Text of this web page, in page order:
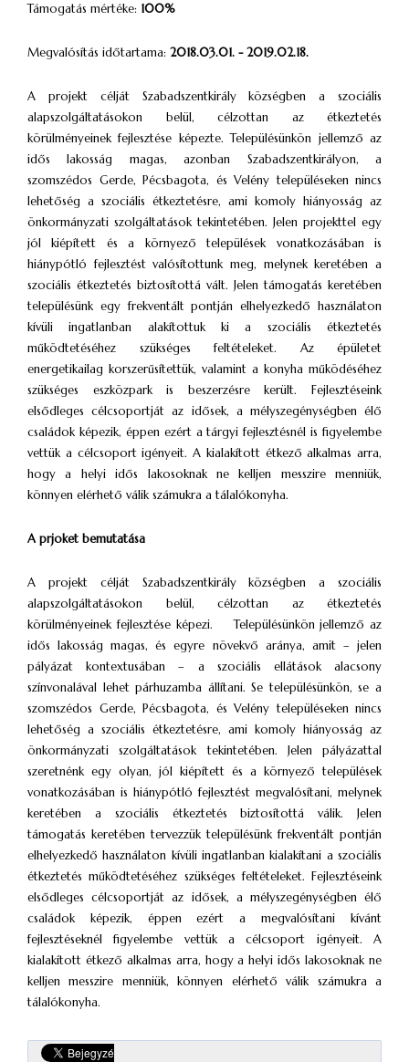
Támogatás mértéke: 100%
Megvalósítás időtartama: 2018.03.01. - 2019.02.18.
A projekt célját Szabadszentkirály községben a szociális
alapszolgáltatásokon belül, célzottan az étkeztetés
körülményeinek fejlesztése képezte. Településünkön jellemző az
idős lakosság magas, azonban Szabadszentkirályon, a
szomszédos Gerde, Pécsbagota, és Velény településeken nincs
lehetőség a szociális étkeztetésre, ami komoly hiányosság az
önkormányzati szolgáltatások tekintetében. Jelen projekttel egy
jól kiépített és a környező települések vonatkozásában is
hiánypótló fejlesztést valósítottunk meg, melynek keretében a
szociális étkeztetés biztosítottá vált. Jelen támogatás keretében
településünk egy frekventált pontján elhelyezkedő használaton
kívüli ingatlanban alakítottuk ki a szociális étkeztetés
működtetéséhez szükséges feltételeket. Az épületet
energetikailag korszerűsítettük, valamint a konyha működéséhez
szükséges eszközpark is beszerzésre került. Fejlesztéseink
elsődleges célcsoportját az idősek, a mélyszegénységben élő
családok képezik, éppen ezért a tárgyi fejlesztésnél is figyelembe
vettük a célcsoport igényeit. A kialakított étkező alkalmas arra,
hogy a helyi idős lakosoknak ne kelljen messzire menniük,
könnyen elérhető válik számukra a tálalókonyha.
A prjoket bemutatása
A projekt célját Szabadszentkirály községben a szociális
alapszolgáltatásokon belül, célzottan az étkeztetés
körülményeinek fejlesztése képezi. Településünkön jellemző az
idős lakosság magas, és egyre növekvő aránya, amit – jelen
pályázat kontextusában – a szociális ellátások alacsony
színvonalával lehet párhuzamba állítani. Se településünkön, se a
szomszédos Gerde, Pécsbagota, és Velény településeken nincs
lehetőség a szociális étkeztetésre, ami komoly hiányosság az
önkormányzati szolgáltatások tekintetében. Jelen pályázattal
szeretnénk egy olyan, jól kiépített és a környező települések
vonatkozásában is hiánypótló fejlesztést megvalósítani, melynek
keretében a szociális étkeztetés biztosítottá válik. Jelen
támogatás keretében tervezzük településünk frekventált pontján
elhelyezkedő használaton kívüli ingatlanban kialakítani a szociális
étkeztetés működtetéséhez szükséges feltételeket. Fejlesztéseink
elsődleges célcsoportját az idősek, a mélyszegénységben élő
családok képezik, éppen ezért a megvalósítani kívánt
fejlesztéseknél figyelembe vettük a célcsoport igényeit. A
kialakított étkező alkalmas arra, hogy a helyi idős lakosoknak ne
kelljen messzire menniük, könnyen elérhető válik számukra a
tálalókonyha.